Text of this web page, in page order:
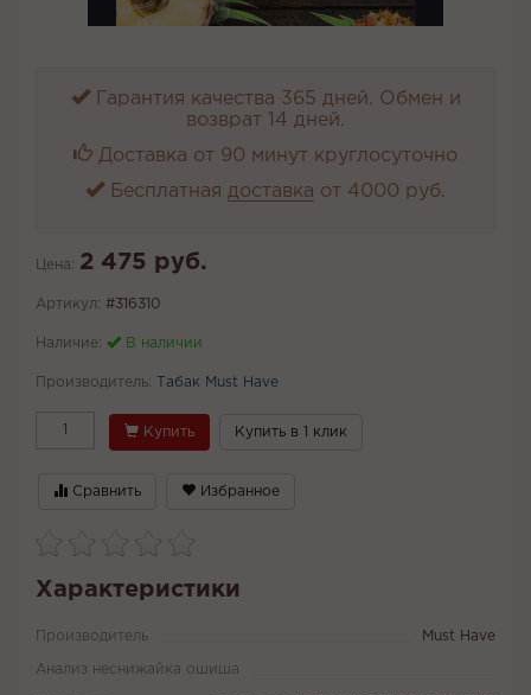
Гарантия качества 365 дней. Обмен и
возврат 14 дней.
Доставка от 90 минут круглосуточно
Бесплатная доставка от 4000 руб.
Цена: 2 475 руб.
Артикул: #316310
Наличие: В наличии
Производитель: Табак Must Have
Купить Купить в 1 клик
Сравнить Избранное
Характеристики
Производитель Must Have
Анализ неснижайка ошиша